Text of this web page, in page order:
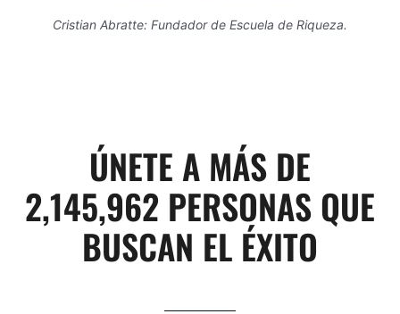
Cristian Abratte: Fundador de Escuela de Riqueza.
ÚNETE A MÁS DE
2,145,962 PERSONAS QUE
BUSCAN EL ÉXITO